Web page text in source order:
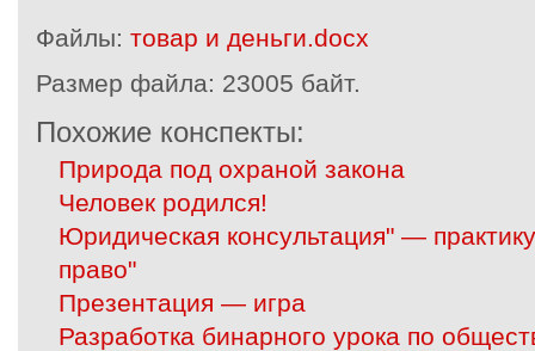
Файлы: товар и деньги.docx
Размер файла: 23005 байт.
Похожие конспекты:
Природа под охраной закона
Человек родился!
Юридическая консультация" —
право"
Презентация — игра
Разработка бинарного урока по